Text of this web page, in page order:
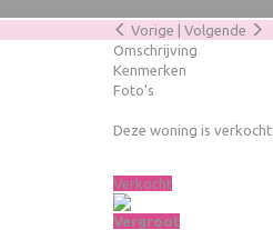
Vorige Volgende
Omschrijving
Kenmerken
Foto's
Deze woning is verkocht
Verkocht
Vergroot